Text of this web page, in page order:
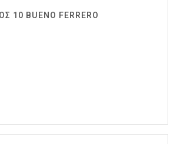
10 BUENO FERRERO